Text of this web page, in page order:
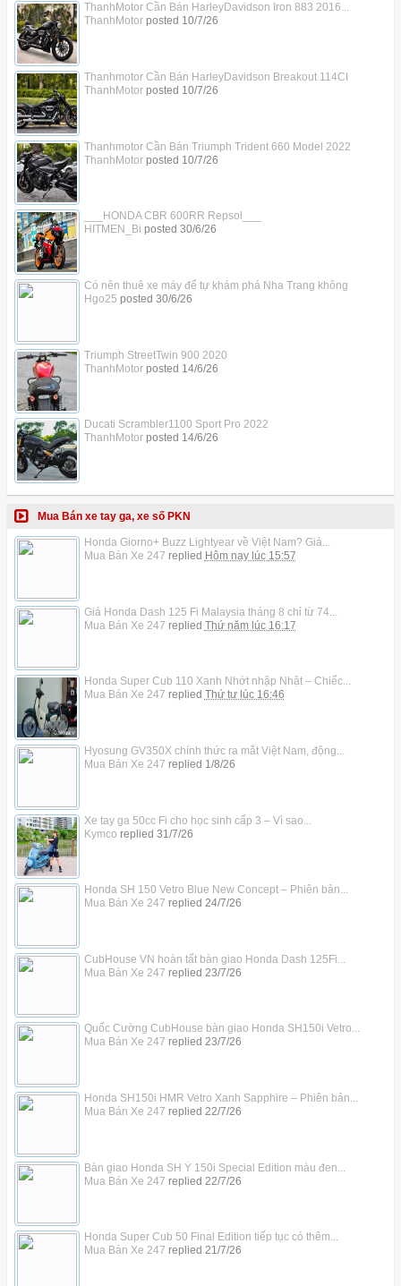
ThanhMotor Cần Bán HarleyDavidson Iron 883 2016...
ThanhMotorposted 10/7/26
Thanhmotor Cần Bán HarleyDavidson Breakout 114CI
ThanhMotorposted 10/7/26
Thanhmotor Cần Bán Triumph Trident 660 Model 2022
ThanhMotorposted 10/7/26
___HONDA CBR 600RR Repsol___
HITMEN_Bi posted 30/6/26
Có nên thuê xe máy để tự khám phá Nha Trang không
Hgo25 posted 30/6/26
Triumph StreetTwin 900 2020
ThanhMotorposted 14/6/26
Ducati Scrambler1100 Sport Pro 2022
ThanhMotorposted 14/6/26
Mua Bán xe tay ga, xe số PKN
Honda Giorno+ Buzz Lightyear về Việt Nam? Giá...
Mua Bán Xe 247 replied Hôm nay lúc 15:57
Giá Honda Dash 125 Fi Malaysia tháng 8 chỉ từ 74...
Mua Bán Xe 247 replied Thứ năm lúc 16:17
Honda Super Cub 110 Xanh Nhớt nhập Nhật – Chiếc...
Mua Bán Xe 247 replied Thứ tư lúc 16:46
Hyosung GV350X chính thức ra mắt Việt Nam, động...
Mua Bán Xe 247 replied 1/8/26
Xe tay ga 50cc Fi cho học sinh cấp 3 – Vì sao...
Kymco replied 31/7/26
Honda SH 150 Vetro Blue New Concept – Phiên bản...
Mua Bán Xe 247 replied 24/7/26
CubHouse VN hoàn tất bàn giao Honda Dash 125Fi...
Mua Bán Xe 247 replied 23/7/26
Quốc Cường CubHouse bàn giao Honda SH150i Vetro...
Mua Bán Xe 247 replied 23/7/26
Honda SH150i HMR Vetro Xanh Sapphire – Phiên bản...
Mua Bán Xe 247 replied 22/7/26
Bàn giao Honda SH Ý 150i Special Edition màu đen...
Mua Bán Xe 247 replied 22/7/26
Honda Super Cub 50 Final Edition tiếp tục có thêm...
Mua Bán Xe 247 replied 21/7/26